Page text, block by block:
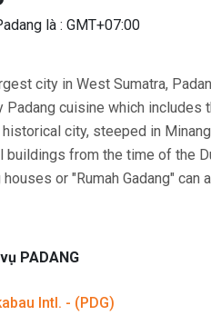
là : GMT+07:00
city in West Sumatra,
cuisine which includes
historical city, steeped in
buildings from the time of the
or "Rumah Gadang" can
PADANG
Intl. - (PDG)